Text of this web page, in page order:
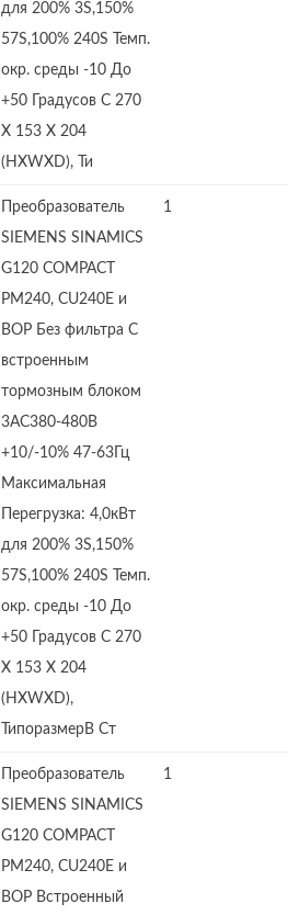
для 200% 3S,150%
57S,100% 240S Темп.
окр. среды -10 До
+50 Градусов C 270
X 153 X 204
(HXWXD), Ти
Преобразователь
SIEMENS SINAMICS
G120 COMPACT
PM240, CU240E и
BOP Без фильтра С
встроенным
тормозным блоком
3AC380-480В
+10/-10% 47-63Гц
Максимальная
Перегрузка: 4,0кВт
для 200% 3S,150%
57S,100% 240S Темп.
окр. среды -10 До
+50 Градусов C 270
X 153 X 204
(HXWXD),
ТипоразмерB Ст
1
Преобразователь
SIEMENS SINAMICS
G120 COMPACT
PM240, CU240E и
BOP Встроенный
1